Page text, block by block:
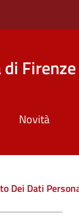
Firenze
Novità
pane
Dei Dati